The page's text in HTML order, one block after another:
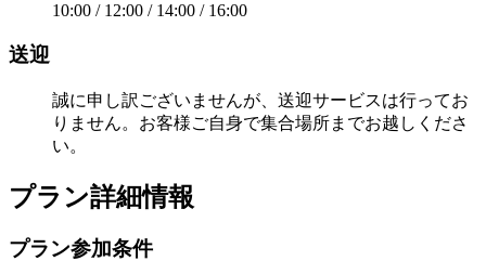
10:00 / 12:00 / 14:00 / 16:00
送迎
誠に申し訳ございませんが、送迎サービスは行ってお
りません。お客様ご自身で集合場所までお越しくださ
い。
プラン詳細情報
プラン参加条件